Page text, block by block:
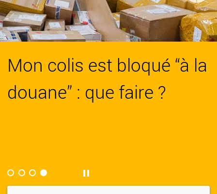
Lecture/Pause
Quelle quantité de tabac
peut-on transporter dans
Calendrier des concours
la douane 2026-2027
Faire une demande
d'immatriculation EORI
Mon colis est bloqué “à la
douane” : que faire ?